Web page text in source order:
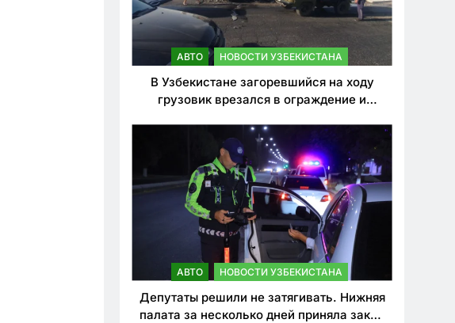
АВТО НОВОСТИ УЗБЕКИСТАНА
В Узбекистане загоревшийся на ходу
грузовик врезался в ограждение и
АВТО НОВОСТИ УЗБЕКИСТАНА
Депутаты решили не затягивать. Нижняя
палата за несколько дней приняла закон